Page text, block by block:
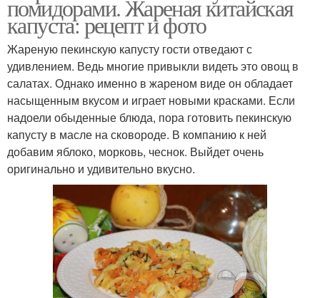
помидорами. Жареная китайская
капуста: рецепт и фото
Жареную пекинскую капусту гости отведают с
удивлением. Ведь многие привыкли видеть это овощ в
салатах. Однако именно в жареном виде он обладает
насыщенным вкусом и играет новыми красками. Если
надоели обыденные блюда, пора готовить пекинскую
капусту в масле на сковороде. В компанию к ней
добавим яблоко, морковь, чеснок. Выйдет очень
оригинально и удивительно вкусно.